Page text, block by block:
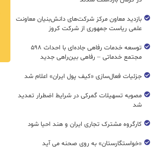
بازدید معاون مرکز شرکت‌های دانش‌بنیان معاونت
علمی ریاست جمهوری از شرکت کروز
توسعه خدمات رفاهی جاده‌ای با احداث ۵۹۸
مجتمع خدماتی – رفاهی بین‌راهی جدید
جزئیات فعال‌سازی «کیف پول ایران» اعلام شد
مصوبه تسهیلات گمرکی در شرایط اضطرار تمدید
شد
کارگروه مشترک تجاری ایران و هند احیا شود
«خواستگارستان» به روی صحنه می آید